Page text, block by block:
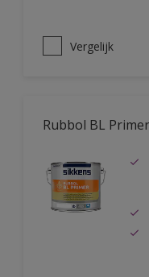
Vergelijk
Rubbol BL Primer